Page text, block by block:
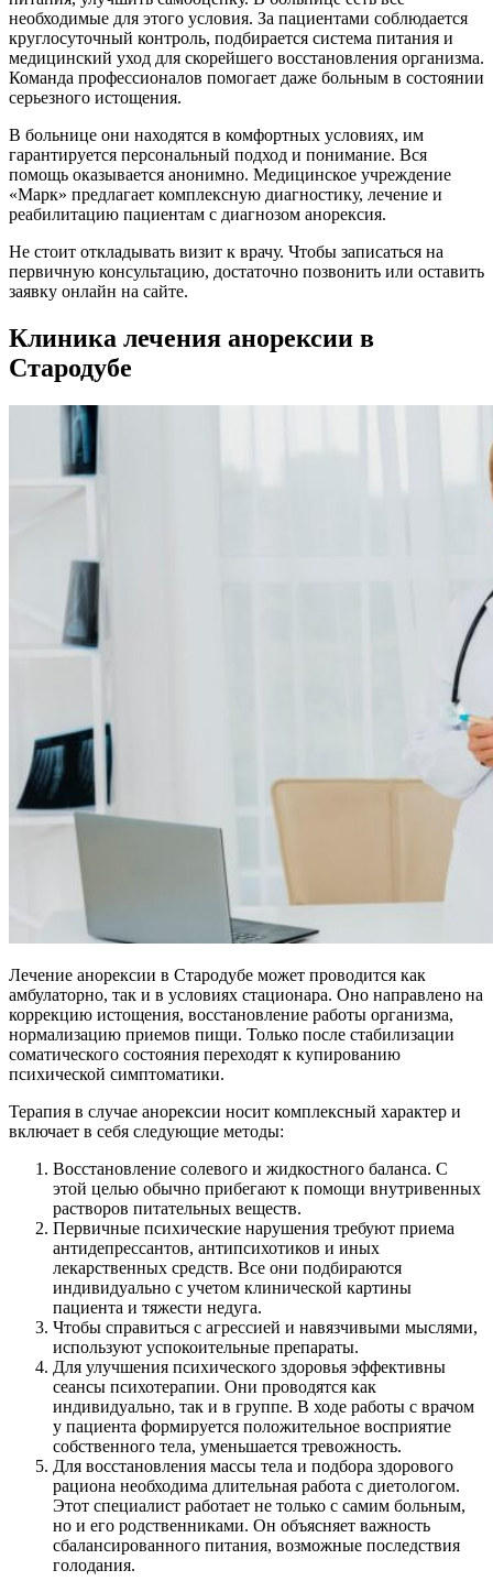
необходимые для этого условия. За пациентами соблюдается
круглосуточный контроль, подбирается система питания и
медицинский уход для скорейшего восстановления организма.
Команда профессионалов помогает даже больным в состоянии
серьезного истощения.
В больнице они находятся в комфортных условиях, им
гарантируется персональный подход и понимание. Вся
помощь оказывается анонимно. Медицинское учреждение
«Марк» предлагает комплексную диагностику, лечение и
реабилитацию пациентам с диагнозом анорексия.
Не стоит откладывать визит к врачу. Чтобы записаться на
первичную консультацию, достаточно позвонить или оставить
заявку онлайн на сайте.
Клиника лечения анорексии в
Стародубе
Лечение анорексии в Стародубе может проводится как
амбулаторно, так и в условиях стационара. Оно направлено на
коррекцию истощения, восстановление работы организма,
нормализацию приемов пищи. Только после стабилизации
соматического состояния переходят к купированию
психической симптоматики.
Терапия в случае анорексии носит комплексный характер и
включает в себя следующие методы:
Восстановление солевого и жидкостного баланса. С
этой целью обычно прибегают к помощи внутривенных
растворов питательных веществ.
Первичные психические нарушения требуют приема
антидепрессантов, антипсихотиков и иных
лекарственных средств. Все они подбираются
индивидуально с учетом клинической картины
пациента и тяжести недуга.
Чтобы справиться с агрессией и навязчивыми мыслями,
используют успокоительные препараты.
Для улучшения психического здоровья эффективны
сеансы психотерапии. Они проводятся как
индивидуально, так и в группе. В ходе работы с врачом
у пациента формируется положительное восприятие
собственного тела, уменьшается тревожность.
Для восстановления массы тела и подбора здорового
рациона необходима длительная работа с диетологом.
Этот специалист работает не только с самим больным,
но и его родственниками. Он объясняет важность
сбалансированного питания, возможные последствия
голодания.